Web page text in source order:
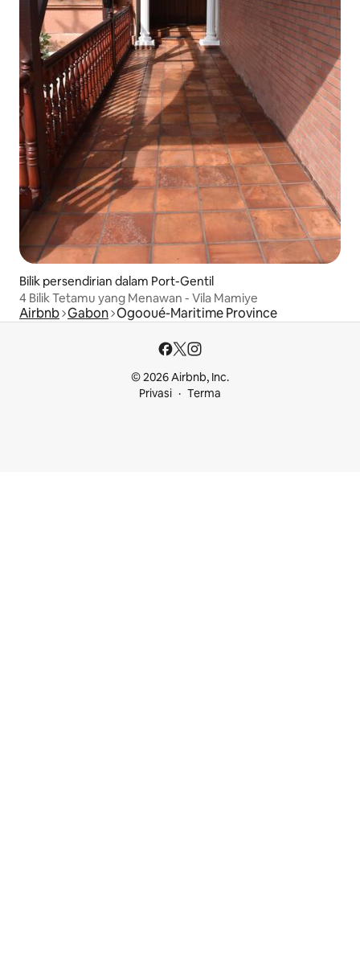
Bilik persendirian dalam Port-Gentil
4 Bilik Tetamu yang Menawan - Vila Mamiye
Airbnb Gabon Ogooué-Maritime Province
© 2026 Airbnb, Inc.
Privasi
Terma